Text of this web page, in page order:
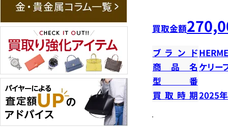
買取金額
ブランド
商品名 ケリー
型番
買取時期2025